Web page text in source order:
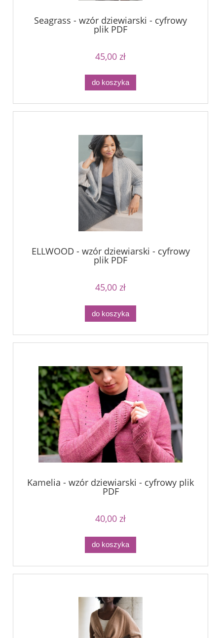
Seagrass - wzór dziewiarski - cyfrowy
plik PDF
45,00 zł
do koszyka
ELLWOOD - wzór dziewiarski - cyfrowy
plik PDF
45,00 zł
do koszyka
Kamelia - wzór dziewiarski - cyfrowy plik
PDF
40,00 zł
do koszyka